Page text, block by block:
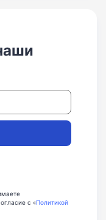
с «Политикой